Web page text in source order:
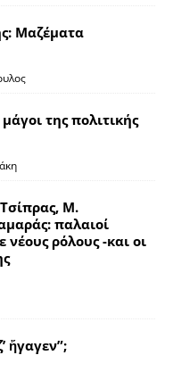
Μαζέματα
της πολιτικής
Μ.
παλαιοί
νέους ρόλους -και οι
ἤγαγεν”;